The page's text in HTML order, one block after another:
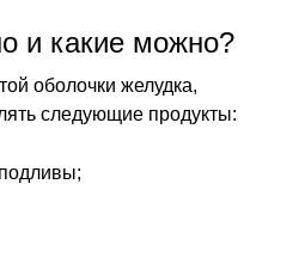
и какие можно?
оболочки желудка,
следующие продукты: